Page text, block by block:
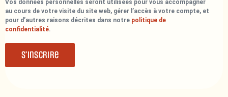
Vos données personnelles seront utilisées pour vous accompagner
au cours de votre visite du site web, gérer l’accès à votre compte, et
pour d’autres raisons décrites dans notre politique de
confidentialité.
S’inscrire